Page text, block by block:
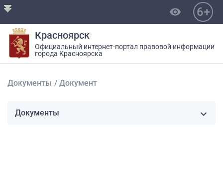
visibility 6+
Красноярск
Официальный интернет-портал правовой информации
города Красноярска
Документы / Документ
Документы